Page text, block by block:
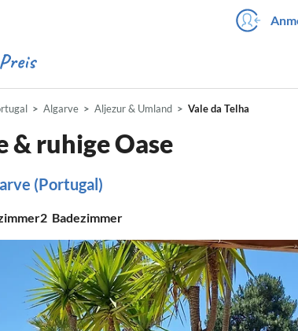
Algarve Aljezur & Umland Vale da Telha
& ruhige Oase
(Portugal)
2 Badezimmer